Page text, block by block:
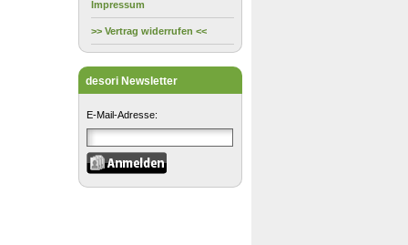
Impressum
>> Vertrag widerrufen <<
desori Newsletter
E-Mail-Adresse: